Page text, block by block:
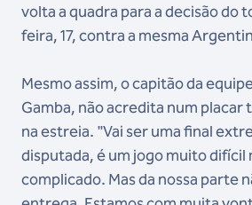
volta a quadra para a decisão do
feira, 17, contra a mesma
Mesmo assim, o capitão da
Gamba, não acredita num placar
na estreia. "Vai ser uma final
disputada, é um jogo muito difícil
complicado. Mas da nossa parte